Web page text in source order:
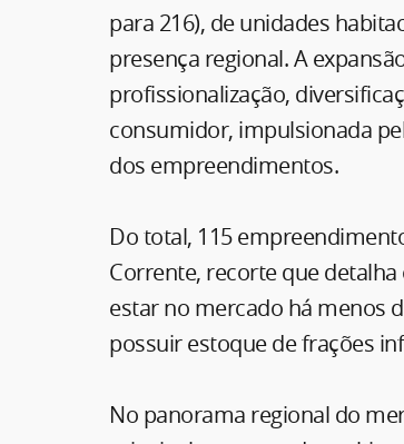
para 216), de unidades
presença regional. A
profissionalização,
consumidor, impulsionada
dos empreendimentos.
Do total, 115
Corrente, recorte que
estar no mercado há menos
possuir estoque de frações
No panorama regional do